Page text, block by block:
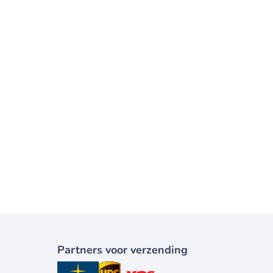
Partners voor verzending